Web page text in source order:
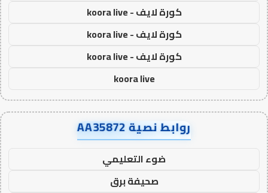
كورة لايف - koora live
كورة لايف - koora live
كورة لايف - koora live
koora live
روابط نصية AA35872
ضوء التعليمي
صحيفة برق